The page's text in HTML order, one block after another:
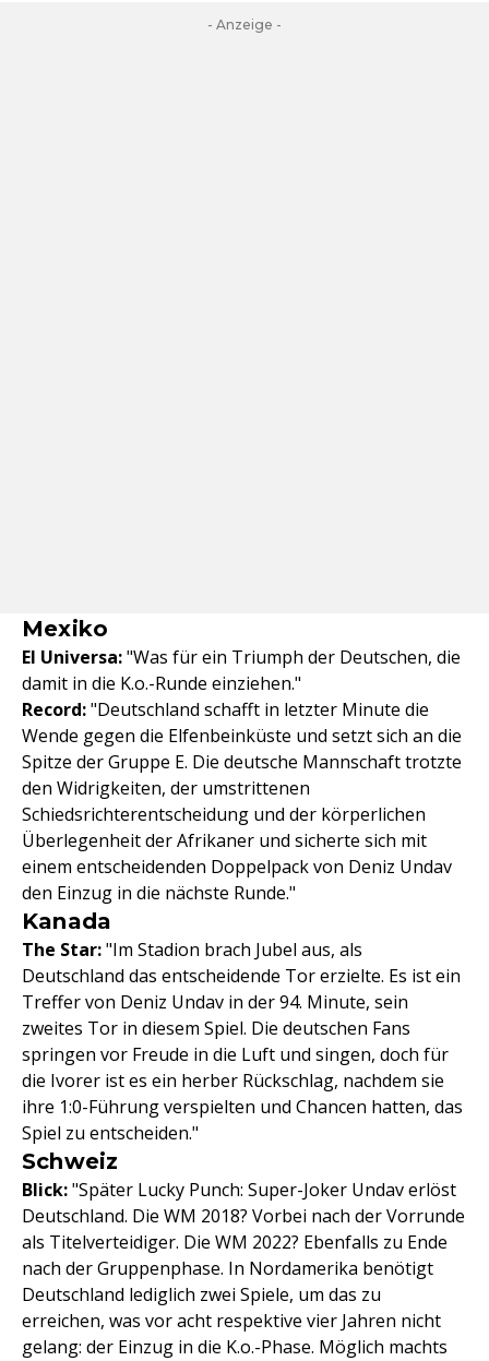
- Anzeige -
Mexiko
El Universa:"Was für ein Triumph der Deutschen, die
damit in die K.o.-Runde einziehen."
Record:"Deutschland schafft in letzter Minute die
Wende gegen die Elfenbeinküste und setzt sich an die
Spitze der Gruppe E. Die deutsche Mannschaft trotzte
den Widrigkeiten, der umstrittenen
Schiedsrichterentscheidung und der körperlichen
Überlegenheit der Afrikaner und sicherte sich mit
einem entscheidenden Doppelpack von Deniz Undav
den Einzug in die nächste Runde."
Kanada
The Star:"Im Stadion brach Jubel aus, als
Deutschland das entscheidende Tor erzielte. Es ist ein
Treffer von Deniz Undav in der 94. Minute, sein
zweites Tor in diesem Spiel. Die deutschen Fans
springen vor Freude in die Luft und singen, doch für
die Ivorer ist es ein herber Rückschlag, nachdem sie
ihre 1:0-Führung verspielten und Chancen hatten, das
Spiel zu entscheiden."
Schweiz
Blick:"Später Lucky Punch: Super-Joker Undav erlöst
Deutschland. Die WM 2018? Vorbei nach der Vorrunde
als Titelverteidiger. Die WM 2022? Ebenfalls zu Ende
nach der Gruppenphase. In Nordamerika benötigt
Deutschland lediglich zwei Spiele, um das zu
erreichen, was vor acht respektive vier Jahren nicht
gelang: der Einzug in die K.o.-Phase. Möglich machts